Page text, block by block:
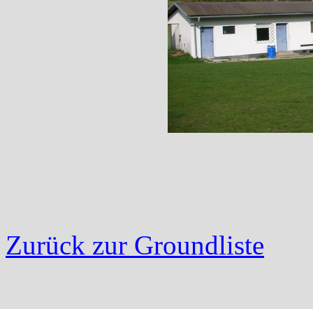
Zurück zur Groundliste